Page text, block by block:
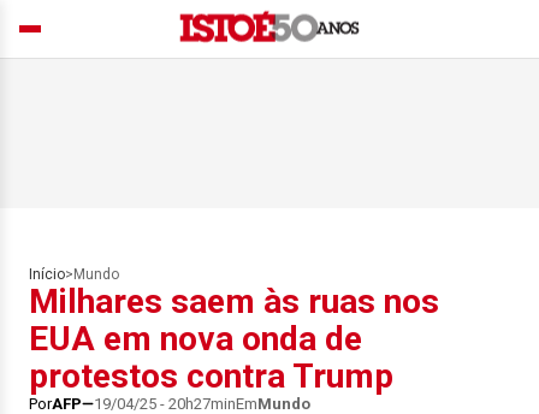
Início> Mundo
Milhares saem às ruas nos
EUA em nova onda de
protestos contra Trump
PorAFP 19/04/25 - 20h27minEmMundo